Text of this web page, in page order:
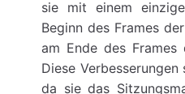
sie mit einem
Beginn des Frames
am Ende des Frames
Diese
da sie das